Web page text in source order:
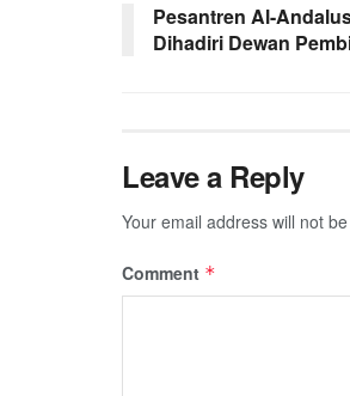
Pesantren Al-
Dihadiri Dewan
Leave a Reply
Your email address will not
Comment *